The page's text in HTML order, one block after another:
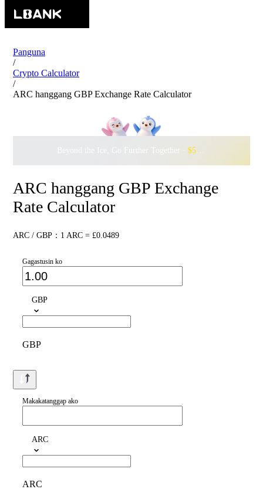
Panguna
/
Crypto Calculator
/
ARC hanggang GBP Exchange Rate Calculator
Beyond the Ice, Go Further Together · $500,000
ARC hanggang GBP Exchange
Rate Calculator
ARC / GBP：1 ARC = £0.0489
Gagastusin ko
GBP
GBP
Makakatanggap ako
ARC
ARC